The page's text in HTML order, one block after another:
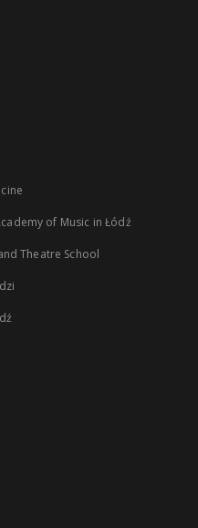
of Music in Łódź
Theatre School